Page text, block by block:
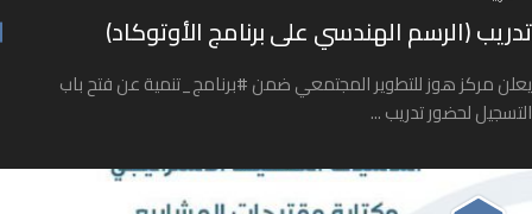
تدريب (الرسم الهندسي على برنامج الأوتوكاد)
يعلن مركز هوز للتطوير المجتمعي ضمن #برنامج_تنمية عن فتح باب
التسجيل لحضور تدريب ...